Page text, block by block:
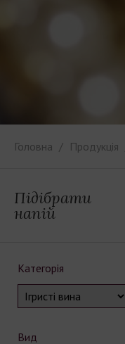
Головна Продукція
Підібрати
напій
Категорія
Вид